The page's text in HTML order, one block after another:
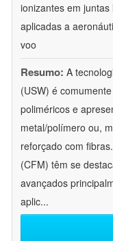
ionizantes em
aplicadas a
voo
Resumo: A
(USW) é
poliméricos e
metal/polímero ou,
reforçado com
(CFM) têm se
avançados
aplic...